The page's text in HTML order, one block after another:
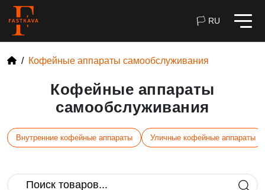
🏳 RU
Кофейные аппараты самообслуживания
Кофейные аппараты
самообслуживания
Внутренние кофейные аппараты Уличные кофейные аппараты